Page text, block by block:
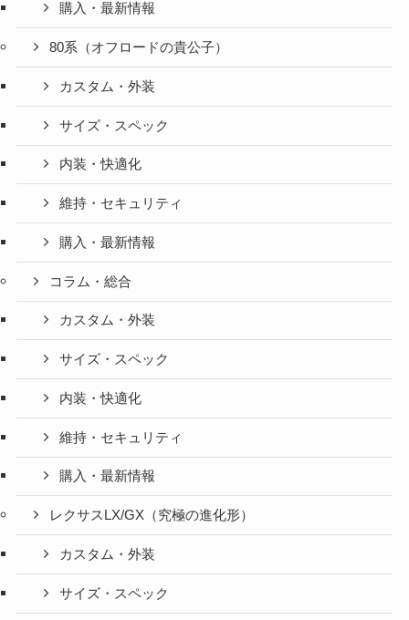
購入・最新情報
80系（オフロードの貴公子）
カスタム・外装
サイズ・スペック
内装・快適化
維持・セキュリティ
購入・最新情報
コラム・総合
カスタム・外装
サイズ・スペック
内装・快適化
維持・セキュリティ
購入・最新情報
レクサスLX/GX（究極の進化形）
カスタム・外装
サイズ・スペック